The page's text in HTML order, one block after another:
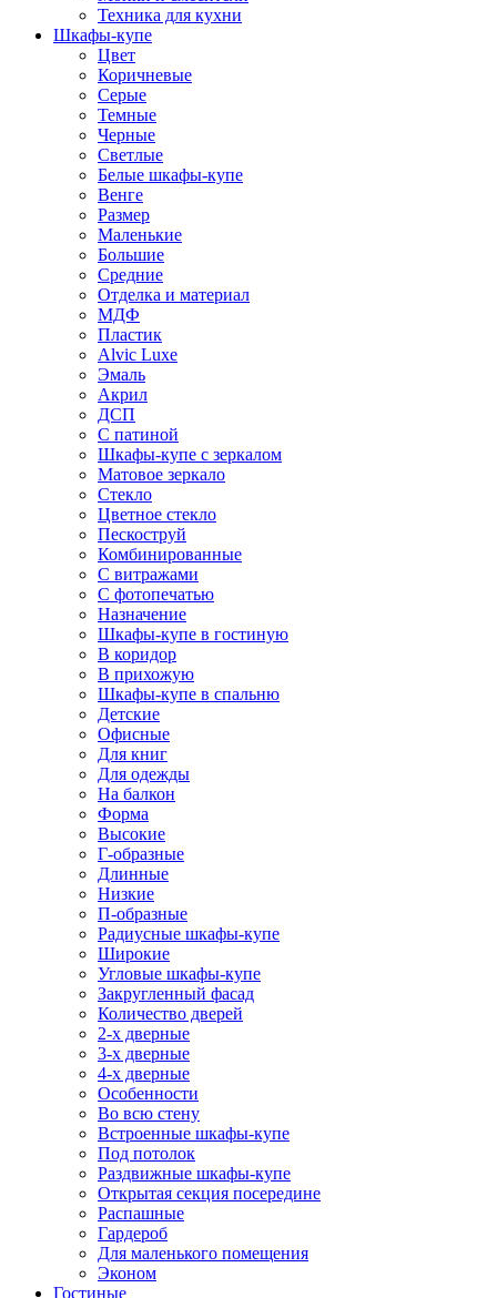
Техника для кухни
Шкафы-купе
Цвет
Коричневые
Серые
Темные
Черные
Светлые
Белые шкафы-купе
Венге
Размер
Маленькие
Большие
Средние
Отделка и материал
МДФ
Пластик
Alvic Luxe
Эмаль
Акрил
ДСП
С патиной
Шкафы-купе с зеркалом
Матовое зеркало
Стекло
Цветное стекло
Пескоструй
Комбинированные
С витражами
С фотопечатью
Назначение
Шкафы-купе в гостиную
В коридор
В прихожую
Шкафы-купе в спальню
Детские
Офисные
Для книг
Для одежды
На балкон
Форма
Высокие
Г-образные
Длинные
Низкие
П-образные
Радиусные шкафы-купе
Широкие
Угловые шкафы-купе
Закругленный фасад
Количество дверей
2-х дверные
3-х дверные
4-х дверные
Особенности
Во всю стену
Встроенные шкафы-купе
Под потолок
Раздвижные шкафы-купе
Открытая секция посередине
Распашные
Гардероб
Для маленького помещения
Эконом
Гостиные